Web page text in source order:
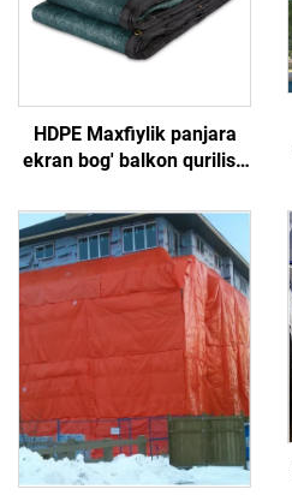
HDPE Maxfiylik panjara
ekran bog' balkon qurilish
Outdor panjara trellis &
darvozalar